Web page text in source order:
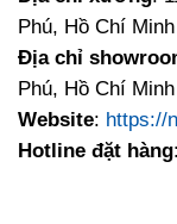
Phú, Hồ Chí Minh
Địa chỉ
Phú, Hồ Chí Minh
Website: https://
Hotline đặt hàng